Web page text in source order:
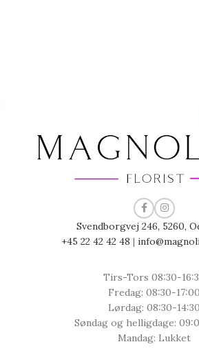
Svendborgvej 246, 5260,
+45 22 42 42 48 |
Tirs-Tors 08:30-
Fredag: 08:30-17:00
Lørdag: 08:30-14:30
Søndag og helligdage:
Mandag: Lukket